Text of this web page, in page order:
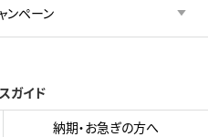
ンペーン
ガイド
納期・お急ぎの方へ